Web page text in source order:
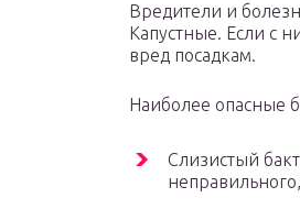
Вредители и
Капустные. Если с
вред посадкам.
Наиболее опасные
Слизистый